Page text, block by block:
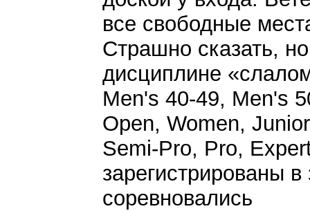
все свободные
Страшно сказать,
дисциплине
Men's 40-49, Men's
Open, Women,
Semi-Pro, Pro,
зарегистрированы
соревновались